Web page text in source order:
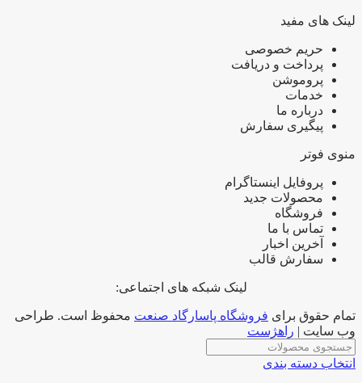
لینک های مفید
حریم خصوصی
پرداخت و دریافت
پروموشن
خدمات
درباره ما
پیگیری سفارش
منوی فوتر
پروفایل اینستاگرام
محصولات جدید
فروشگاه
تماس با ما
آخرین اخبار
سفارش قالب
لینک شبکه های اجتماعی:
تمام حقوق برای فروشگاه پاسارگاد صنعت محفوظ است. طراحی
وب سایت | راهژست
انتخاب دسته بندی